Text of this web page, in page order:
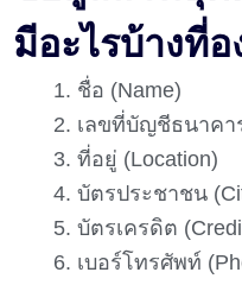
มีอะไรบ้างที่
ชื่อ (Name)​
เลขที่บัญชีธนาคา
ที่อยู่ (Location)​
บัตรประชาชน
บัตรเครดิต
เบอร์โทรศัพท์